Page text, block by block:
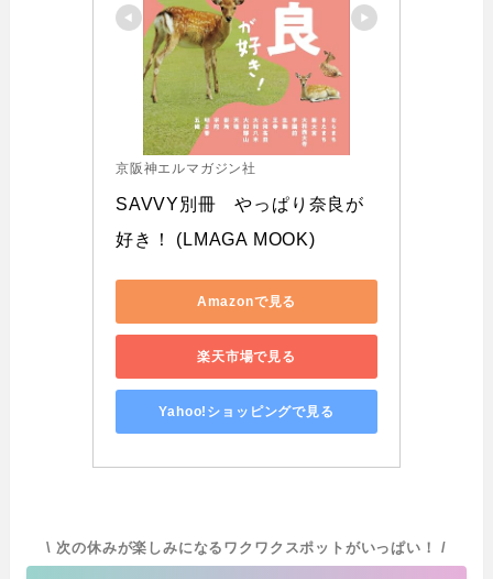
京阪神エルマガジン社
SAVVY別冊　やっぱり奈良が
好き！ (LMAGA MOOK)
Amazonで見る
楽天市場で見る
Yahoo!ショッピングで見る
\ 次の休みが楽しみになるワクワクスポットがいっぱい！ /